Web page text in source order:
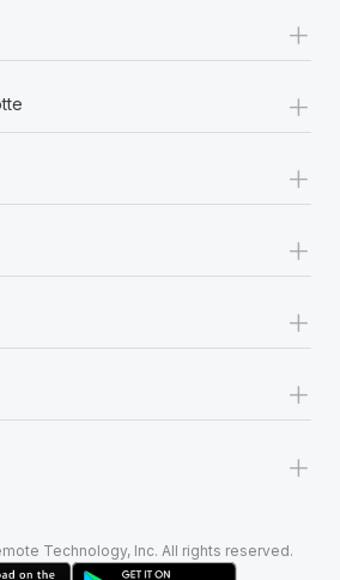
+
+
+
+
+
+
+
Technology, Inc. All rights reserved.